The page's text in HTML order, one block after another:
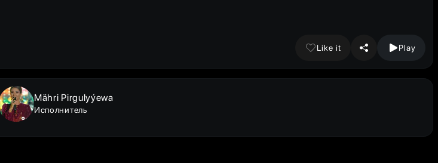
Like it Play
Mähri Pirgulyýewa
Исполнитель